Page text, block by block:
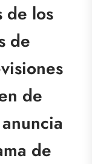
de los
de
de
de